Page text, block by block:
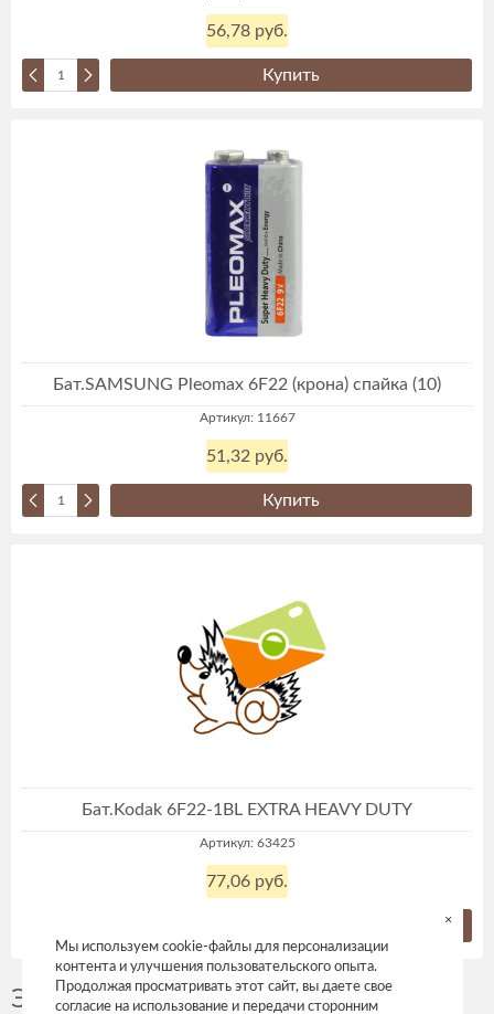
56,78 руб.
Купить
Бат.SAMSUNG Pleomax 6F22 (крона) спайка (10)
Артикул: 11667
51,32 руб.
Купить
Бат.Kodak 6F22-1BL EXTRA HEAVY DUTY
Артикул: 63425
77,06 руб.
Элементы питания 6F22, 6LF22
Мы используем cookie-файлы для персонализации
контента и улучшения пользовательского опыта.
Продолжая просматривать этот сайт, вы даете свое
согласие на использование и передачи сторонним
×